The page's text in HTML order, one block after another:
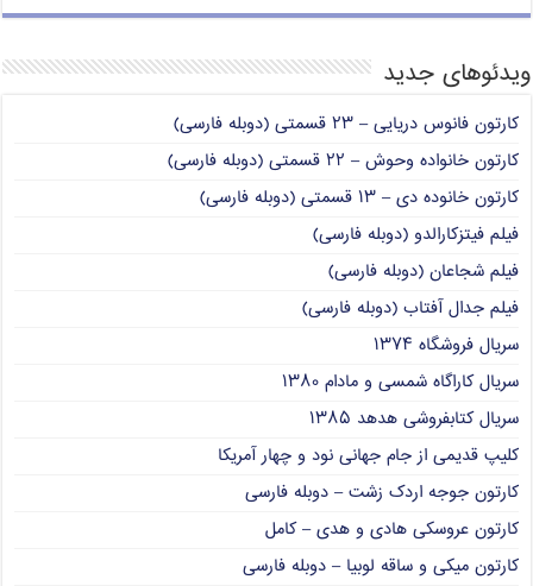
ویدئوهای جدید
کارتون فانوس دریایی – ۲۳ قسمتی (دوبله فارسی)
کارتون خانواده وحوش – ۲۲ قسمتی (دوبله فارسی)
کارتون خانوده دی – ۱۳ قسمتی (دوبله فارسی)
فیلم فیتزکارالدو (دوبله فارسی)
فیلم شجاعان (دوبله فارسی)
فیلم جدال آفتاب (دوبله فارسی)
سریال فروشگاه ۱۳۷۴
سریال کاراگاه شمسی و مادام ۱۳۸۰
سریال کتابفروشی هدهد ۱۳۸۵
کلیپ قدیمی از جام جهانی نود و چهار آمریکا
کارتون جوجه اردک زشت – دوبله فارسی
کارتون عروسکی هادی و هدی – کامل
کارتون میکی و ساقه لوبیا – دوبله فارسی